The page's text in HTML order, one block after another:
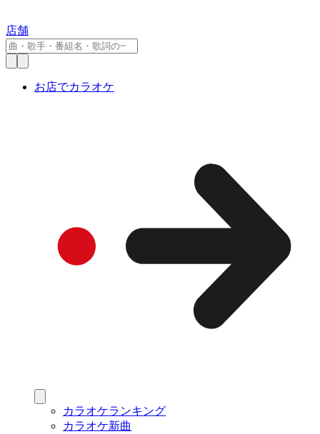
店舗
お店でカラオケ
カラオケランキング
カラオケ新曲